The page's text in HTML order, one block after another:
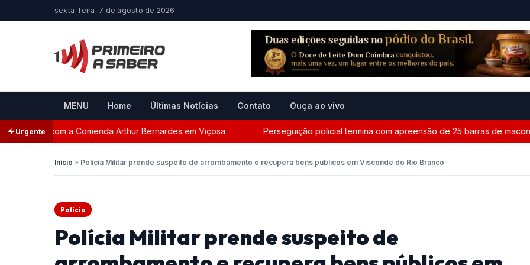
sexta-feira, 7 de agosto de 2026
MENU Home Últimas Notícias Contato Ouça ao vivo
Urgente
com a Comenda Arthur Bernardes em Viçosa Perseguição policial termina com apreensão de 25 barras de maconha
Início » Polícia Militar prende suspeito de arrombamento e recupera bens públicos em Visconde do Rio Branco
Polícia
Polícia Militar prende suspeito de